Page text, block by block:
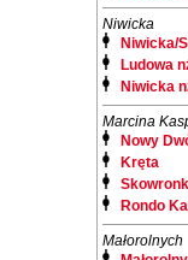
Niwicka
Niwicka/
Ludowa
Niwicka
Marcina
Nowy
Kręta
Rondo
Małorolnych